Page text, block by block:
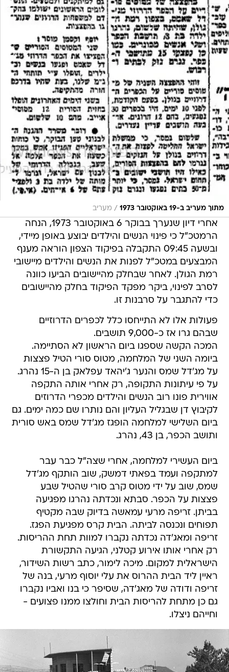
מתוך מעריב ב-19 באוקטובר 1973 / מעריב
אחרי דיון שנערך בבוקר 6 באוקטובר 1973, הנחה
הרמטכ"ל כי פינוי הנשים והילדים יבוצע באופן מיידי,
ובשעה 09:45 התקבלה בפיקוד הצפון הוראה מענף
המבצעים במטכ"ל לפנות את הנשים והילדים מיישובי
רמת הגולן. לאחר שבחלק מהיישובים הביעו כוונה
לסרב לפינוי, ביקר מפקד הפיקוד בחלק מהיישובים
כדי להתגבר על סרבנות זו.
פעולות אלו לא התייחסו כלל לכפרים הדרוזיים
שבהם גרו אז כ-9,000 תושבים.
המכה הקשה שספגו ביום הראשון לא הסתיימה.
ביומה השני של המלחמה, מטוס סורי הטיל פצצות
על מג'דל שמס והנער ג'יהאד עפלאק בן ה-15 נהרג.
על פי עיתונות התקופה, רק אחרי אותה התקפה
אווירית פונו רוב הנשים והילדים מכפרי הדרוזים
לקיבוץ דן שבגליל העליון והם נותרו שם כמה ימים. גם
ביום השלישי למלחמה הופגז מג'דל שמס באש סורית
ותושב הכפר, בן 43, נהרג.
ביום העשירי למלחמה, אחרי שצה"ל כבר עבר
למתקפה ועמד בפאתי דמשק, שוב הותקף מג'דל
שמס, שוב על ידי מטוס קרב סורי שהטיל שבע
פצצות על הכפר. סבתא ונכדתה נהרגו מפגיעה
בביתן. זריפה מרעי עמאשה בדיוק שבה מקטיף
תפוחים ונכנסה לביתה. הבית קרס מפגיעת הפגז.
זריפה ומאג'דה נכדתה נקברו למוות תחת ההריסות.
רק אחרי אותו אירוע קטלני, הגיעה התקשורת
הישראלית למקום. מיכה לימור, כתב רשות השידור,
ראיין ליד הבית ההרוס את עלי יוסוף מרעי, בנה של
זריפה ודודה של מאג'דה, שסיפר כי בנו ואביו נקברו
גם כן מתחת להריסות הבית וחולצו ממנו פצועים -
וחייהם ניצלו.